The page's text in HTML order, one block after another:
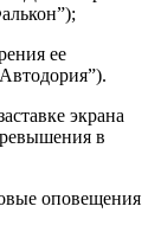
ее
экрана
в
оповещения